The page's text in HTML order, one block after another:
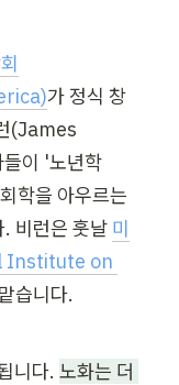
가 정식 창
(James
이 '노년학
학을 아우르는
비런은 훗날 미
Institute on
습니다.
니다. 노화는 더